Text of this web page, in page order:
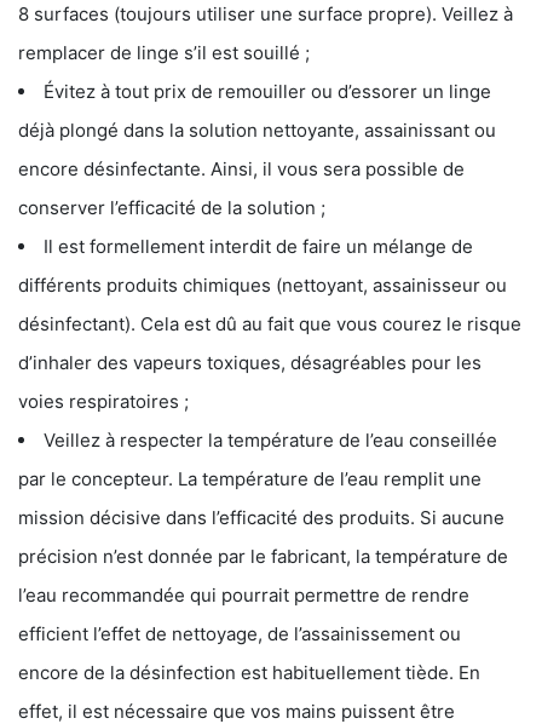
8 surfaces (toujours utiliser une surface propre). Veillez à
remplacer de linge s’il est souillé ;
Évitez à tout prix de remouiller ou d’essorer un linge
déjà plongé dans la solution nettoyante, assainissant ou
encore désinfectante. Ainsi, il vous sera possible de
conserver l’efficacité de la solution ;
Il est formellement interdit de faire un mélange de
différents produits chimiques (nettoyant, assainisseur ou
désinfectant). Cela est dû au fait que vous courez le risque
d’inhaler des vapeurs toxiques, désagréables pour les
voies respiratoires ;
Veillez à respecter la température de l’eau conseillée
par le concepteur. La température de l’eau remplit une
mission décisive dans l’efficacité des produits. Si aucune
précision n’est donnée par le fabricant, la température de
l’eau recommandée qui pourrait permettre de rendre
efficient l’effet de nettoyage, de l’assainissement ou
encore de la désinfection est habituellement tiède. En
effet, il est nécessaire que vos mains puissent être